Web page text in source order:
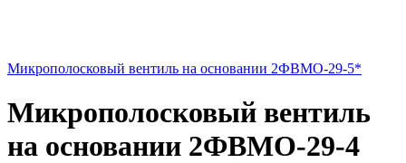
Микрополосковый вентиль на основании 2ФВМO-29-5*
Микрополосковый вентиль
на основании 2ФВМO-29-4